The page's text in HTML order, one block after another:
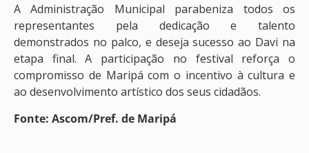
A Administração Municipal parabeniza todos os
representantes pela dedicação e talento
demonstrados no palco, e deseja sucesso ao Davi na
etapa final. A participação no festival reforça o
compromisso de Maripá com o incentivo à cultura e
ao desenvolvimento artístico dos seus cidadãos.
Fonte: Ascom/Pref. de Maripá